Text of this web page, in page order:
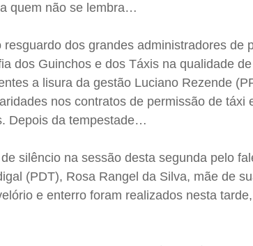
quem não se lembra…
dos grandes administradores de
dos Guinchos e dos Táxis na qualidade de
a lisura da gestão Luciano Rezende
nos contratos de permissão de táxi
Depois da tempestade…
silêncio na sessão desta segunda pelo
(PDT), Rosa Rangel da Silva, mãe de
e enterro foram realizados nesta